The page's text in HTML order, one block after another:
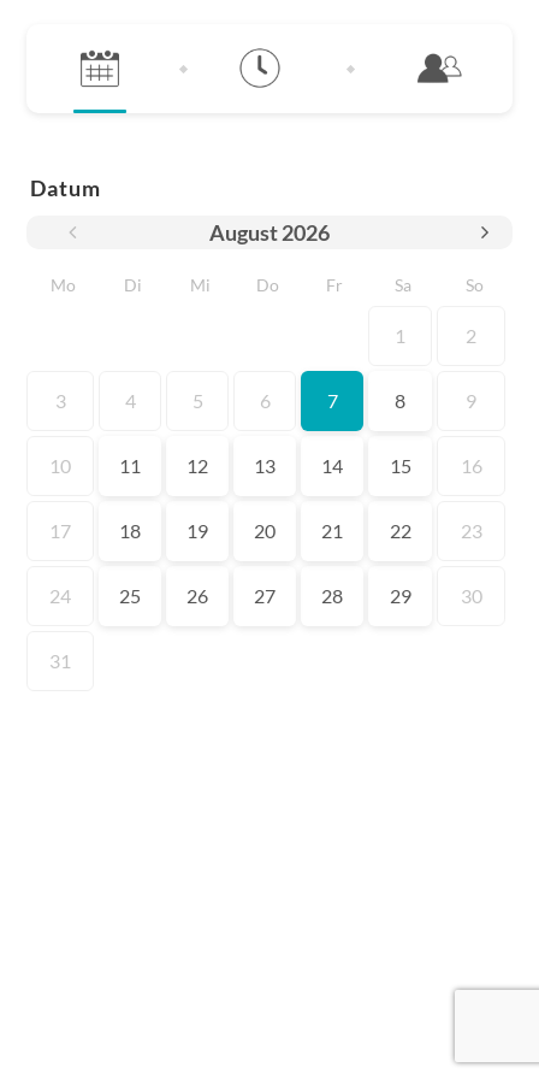
Datum
August2026
Mo Di Mi Do Fr Sa So
1 2
3 4 5 6 7 8 9
10 11 12 13 14 15 16
17 18 19 20 21 22 23
24 25 26 27 28 29 30
31